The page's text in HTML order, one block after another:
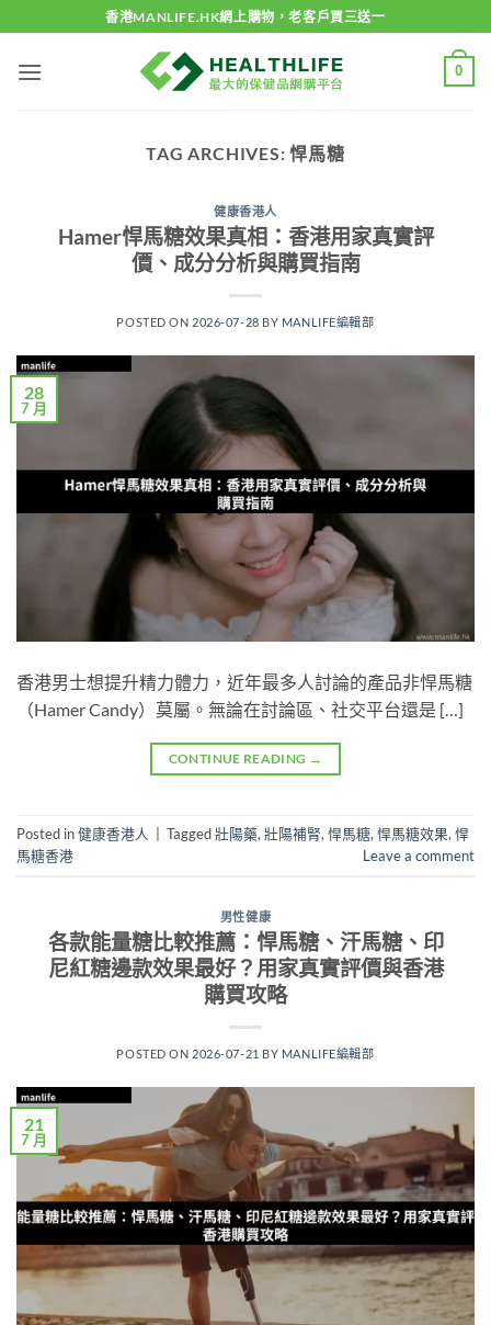
to
content
香港MANLIFE.HK網上購物，老客戶買三送一
0
TAG ARCHIVES:悍馬糖
健康香港人
Hamer悍馬糖效果真相：香港用家真實評
價、成分分析與購買指南
POSTED ON 2026-07-28 BY MANLIFE編輯部
28
7 月
香港男士想提升精力體力，近年最多人討論的產品非悍馬糖
（Hamer Candy）莫屬。無論在討論區、社交平台還是 […]
CONTINUE READING →
Posted in健康香港人 Tagged壯陽藥,壯陽補腎,悍馬糖,悍馬糖效果,悍
馬糖香港
Leave a comment
男性健康
各款能量糖比較推薦：悍馬糖、汗馬糖、印
尼紅糖邊款效果最好？用家真實評價與香港
購買攻略
POSTED ON 2026-07-21 BY MANLIFE編輯部
21
7 月